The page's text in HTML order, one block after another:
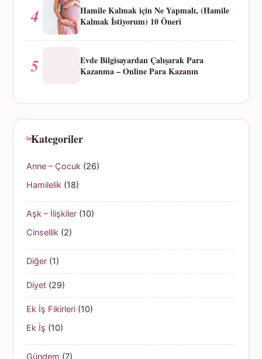
4
Hamile Kalmak için Ne Yapmalı, (Hamile
Kalmak İstiyorum) 10 Öneri
5
Evde Bilgisayardan Çalışarak Para
Kazanma – Online Para Kazanın
Kategoriler
Anne – Çocuk (26)
Hamilelik (18)
Aşk – İlişkiler (10)
Cinsellik (2)
Diğer (1)
Diyet (29)
Ek İş Fikirleri (10)
Ek İş (10)
Gündem (7)